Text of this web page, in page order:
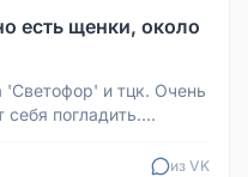
есть щенки, около
'Светофор' и тцк. Очень
себя погладить.
из VK